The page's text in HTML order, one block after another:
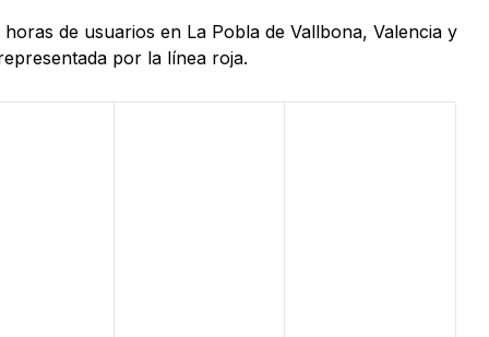
de usuarios en La Pobla de Vallbona, Valencia y
por la línea roja.